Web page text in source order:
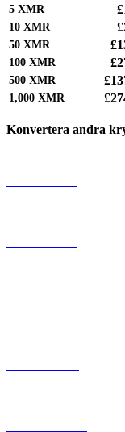
5 XMR
10 XMR
50 XMR
100 XMR
500 XMR
1,000 XMR
Konvertera andra